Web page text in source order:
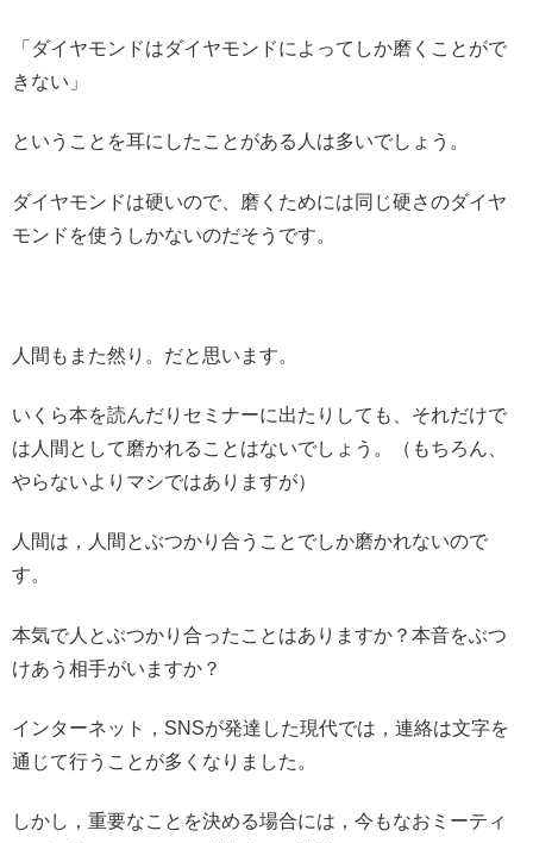
「ダイヤモンドはダイヤモンドによってしか磨くことがで
きない」
ということを耳にしたことがある人は多いでしょう。
ダイヤモンドは硬いので、磨くためには同じ硬さのダイヤ
モンドを使うしかないのだそうです。
人間もまた然り。だと思います。
いくら本を読んだりセミナーに出たりしても、それだけで
は人間として磨かれることはないでしょう。（もちろん、
やらないよりマシではありますが）
人間は，人間とぶつかり合うことでしか磨かれないので
す。
本気で人とぶつかり合ったことはありますか？本音をぶつ
けあう相手がいますか？
インターネット，SNSが発達した現代では，連絡は文字を
通じて行うことが多くなりました。
しかし，重要なことを決める場合には，今もなおミーティ